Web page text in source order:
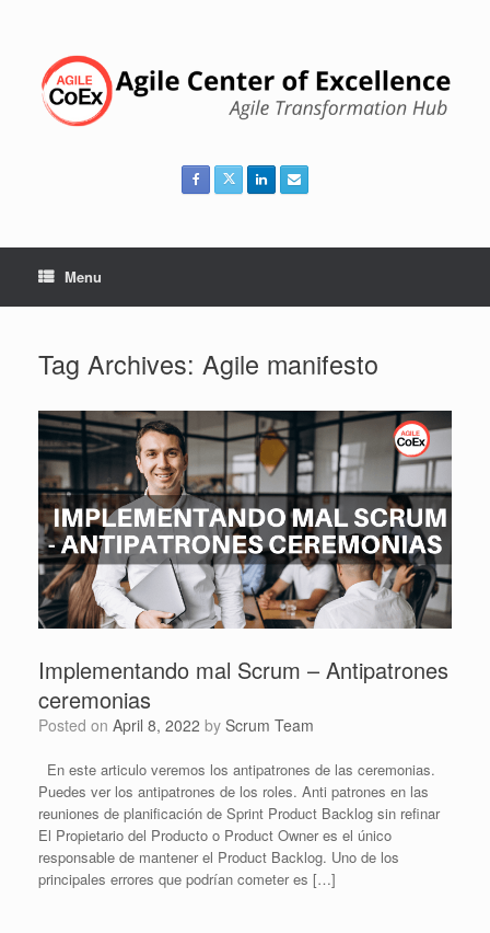
Menu
Tag Archives: Agile manifesto
Implementando mal Scrum – Antipatrones
ceremonias
Posted on April 8, 2022 by Scrum Team
En este articulo veremos los antipatrones de las ceremonias.
Puedes ver los antipatrones de los roles. Anti patrones en las
reuniones de planificación de Sprint Product Backlog sin refinar
El Propietario del Producto o Product Owner es el único
responsable de mantener el Product Backlog. Uno de los
principales errores que podrían cometer es […]